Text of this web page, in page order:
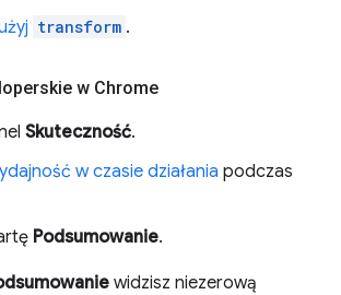
transform .
w Chrome
Skuteczność.
w czasie działania podczas
Podsumowanie.
widzisz niezerową